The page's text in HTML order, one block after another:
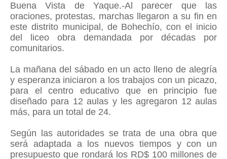
Buena Vista de Yaque.-Al parecer que las
oraciones, protestas, marchas llegaron a su fin en
este distrito municipal, de Bohechío, con el inicio
del liceo obra demandada por décadas por
comunitarios.
La mañana del sábado en un acto lleno de alegría
y esperanza iniciaron a los trabajos con un picazo,
para el centro educativo que en principio fue
diseñado para 12 aulas y les agregaron 12 aulas
más, para un total de 24.
Según las autoridades se trata de una obra que
será adaptada a los nuevos tiempos y con un
presupuesto que rondará los RD$ 100 millones de